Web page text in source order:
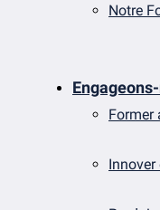
Notre
Former
Innover